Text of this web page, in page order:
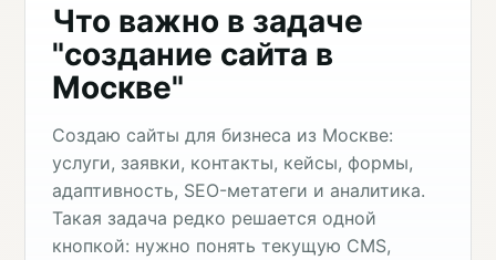
Что важно в задаче
"создание сайта в
Москве"
Создаю сайты для бизнеса из Москве:
услуги, заявки, контакты, кейсы, формы,
адаптивность, SEO-метатеги и аналитика.
Такая задача редко решается одной
кнопкой: нужно понять текущую CMS,